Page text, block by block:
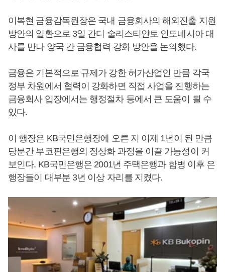
이복현 금융감독원장은 국내 금융회사의 해외진출 지원
방안의 일환으로 3일 간디 술리스티얀토 인도네시아 대
사를 만나 양국 간 금융협력 강화 방안을 논의했다.
금융은 기본적으로 규제가 강한 허가산업인 만큼 각국
정부 차원에서 협력이 강화하면 직접 사업을 진행하는
금융회사 입장에서는 행정절차 등에서 큰 도움이 될 수
있다.
이 행장은 KB국민은행장에 오른 지 이제 1년이 된 만큼
당분간 부코핀은행의 정상화 과정을 이끌 가능성이 커
보인다. KB국민은행은 2001년 주택은행과 합병 이후 은
행장들이 대부분 3년 이상 자리를 지켰다.